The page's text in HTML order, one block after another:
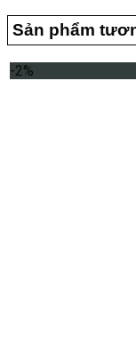
Sản phẩm
-2%